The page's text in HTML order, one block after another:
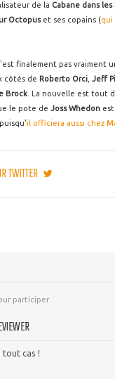
de la Cabane dans les
Octopuset ses copains (qui
finalement pas vraiment
côtés de Roberto Orci Jeff
Brock . La nouvelle est tout
le pote de Joss Whedon
il officiera aussi chez
TWITTER
participer
tout cas !